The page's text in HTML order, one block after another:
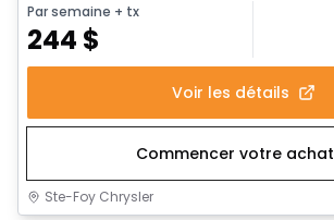
Par semaine + tx
244 $
Voir les détails
Commencer votre achat
Ste-Foy Chrysler